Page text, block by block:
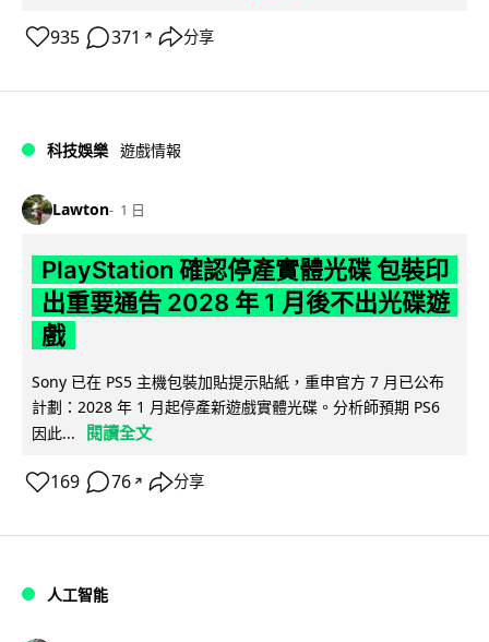
935 371 ↗ 分享
科技娛樂 遊戲情報
Lawton 1 日
PlayStation 確認停產實體光碟 包裝印
出重要通告 2028 年 1 月後不出光碟遊
戲
Sony 已在 PS5 主機包裝加貼提示貼紙，重申官方 7 月已公布
計劃：2028 年 1 月起停產新遊戲實體光碟。分析師預期 PS6
因此...
閱讀全文
169 76 ↗ 分享
人工智能